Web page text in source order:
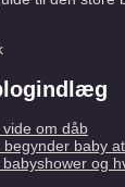
om dåb
begynder baby
babyshower og